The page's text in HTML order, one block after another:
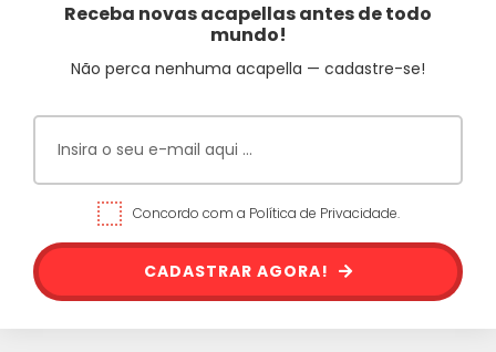
Receba novas acapellas antes de todo
mundo!
Não perca nenhuma acapella — cadastre-se!
Concordo com a Política de Privacidade.
CADASTRAR AGORA!